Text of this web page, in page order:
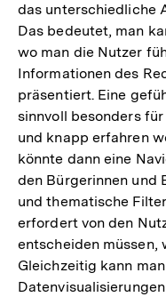
das unterschiedliche
Das bedeutet, man
wo man die Nutzer
Informationen des
präsentiert. Eine
sinnvoll besonders
und knapp erfahren
könnte dann eine
den Bürgerinnen und
und thematische
erfordert von den
entscheiden müssen,
Gleichzeitig kann